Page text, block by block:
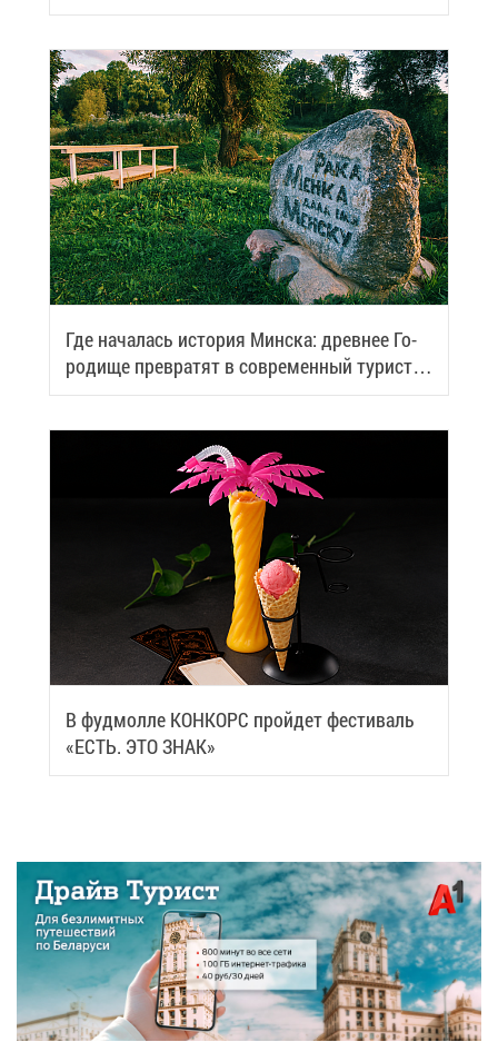
Где на­ча­лась ис­то­рия Мин­ска: древ­нее Го­
ро­ди­ще пре­вра­тят в со­вре­мен­ный ту­ри­сти­
че­ский центр
В фуд­мол­ле КОН­КОРС прой­дет фе­сти­валь
«ЕСТЬ. ЭТО ЗНАК»